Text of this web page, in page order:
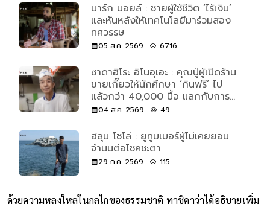
มาร์ก บอยล์ : ชายผู้ใช้ชีวิต ‘ไร้เงิน’
และหันหลังให้เทคโนโลยีมาร่วมสอง
ทศวรรษ
05 ส.ค. 2569 6716
ซาดาฮิโระ อิโนอุเอะ : คุณปู่ผู้เปิดร้าน
ขายเกี๊ยวให้นักศึกษา ‘กินฟรี’ ไป
แล้วกว่า 40,000 มื้อ แลกกับการ
ช่วยล้างจาน 30 นาที
04 ส.ค. 2569 49
ฮลุน โซโล่ : ยูทูบเบอร์ผู้ไม่เคยยอม
จำนนต่อโชคชะตา
29 ก.ค. 2569 115
ด้วยความหลงใหลในกลไกของธรรมชาติ ทาชิคาว่าได้อธิบายเพิ่ม